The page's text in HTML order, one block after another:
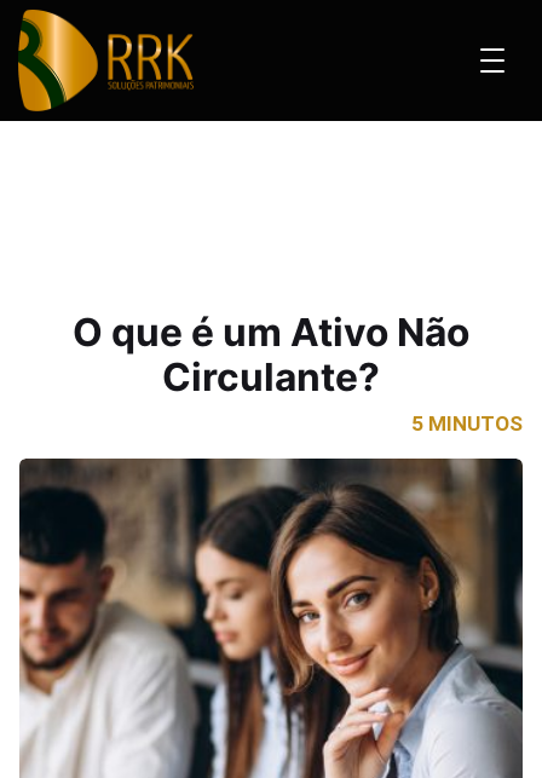
O que é um Ativo Não
Circulante?
5 MINUTOS